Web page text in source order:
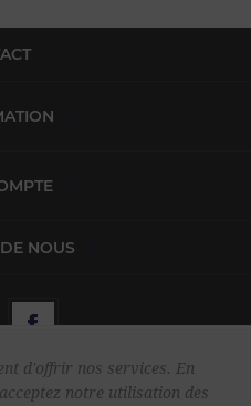
NOUS
d'offrir nos services. En
notre utilisation des